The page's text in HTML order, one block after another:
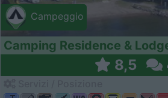
Campeggio
Camping Residence &
8,5